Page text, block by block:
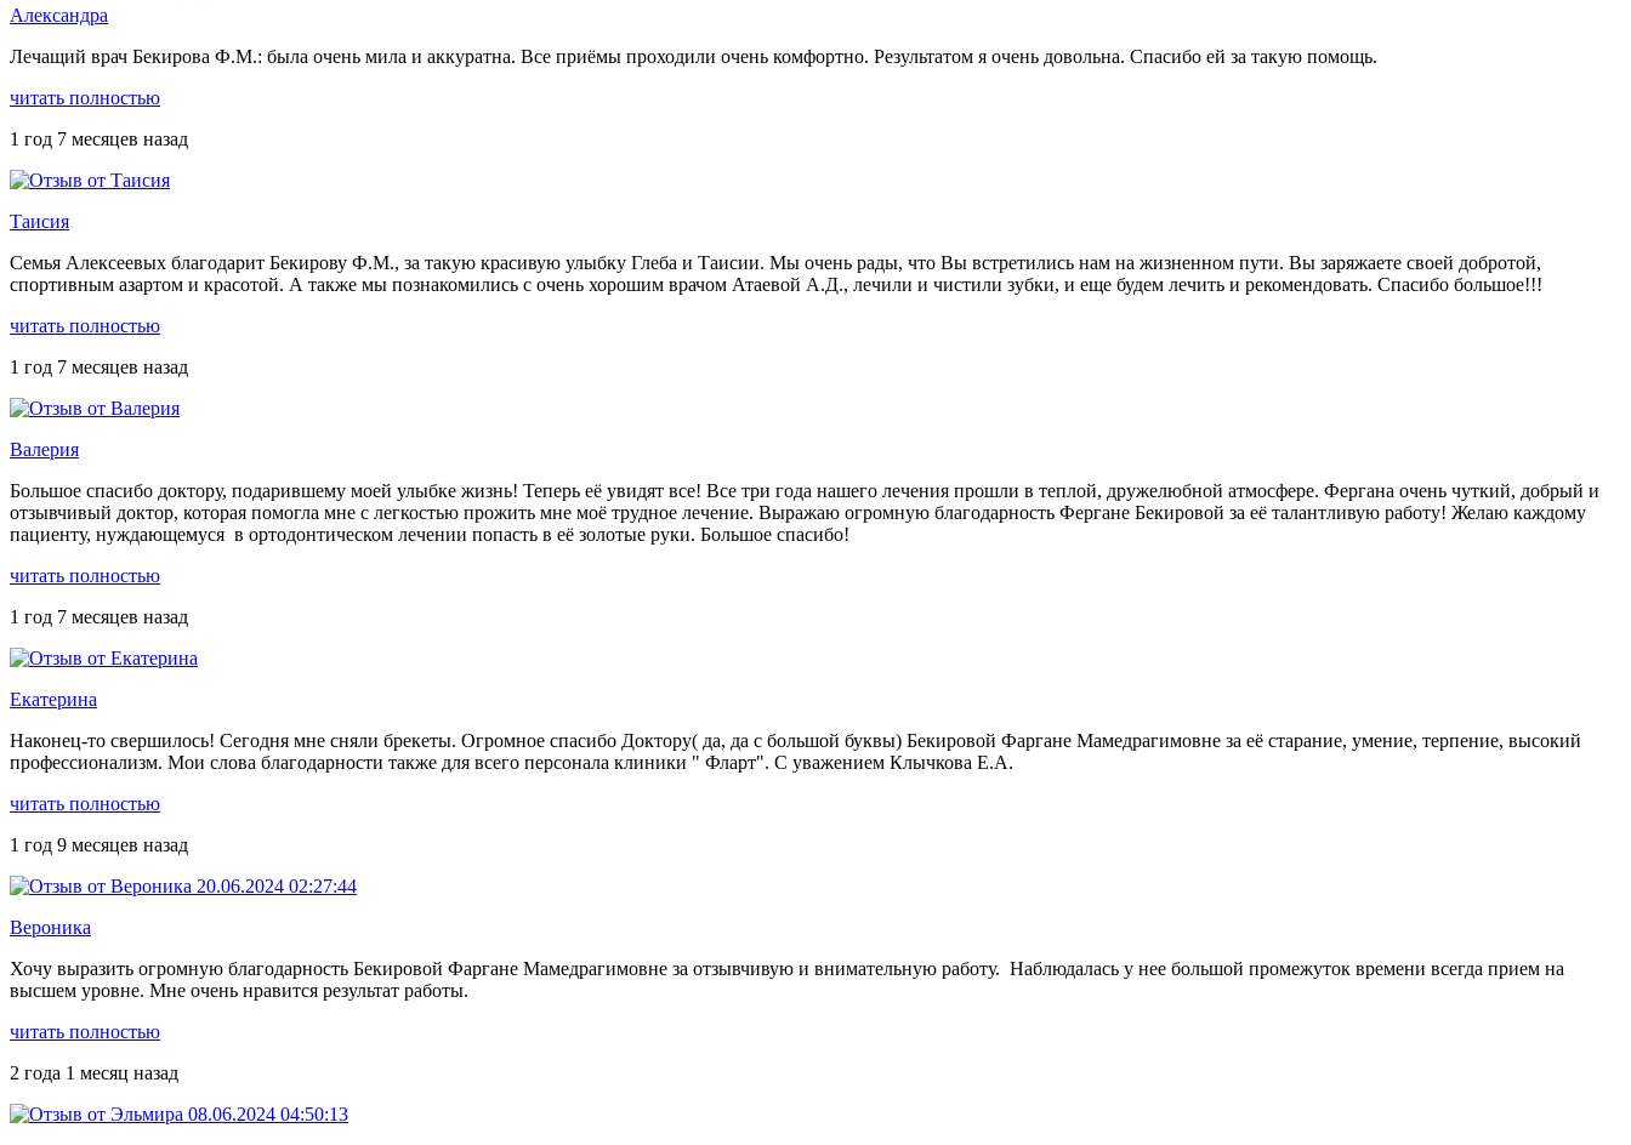
Александра
Лечащий врач Бекирова Ф.М.: была очень мила и аккуратна. Все приёмы проходили очень комфортно. Результатом я очень довольна. Спасибо ей за такую помощь.
читать полностью
1 год 7 месяцев назад
Таисия
Семья Алексеевых благодарит Бекирову Ф.М., за такую красивую улыбку Глеба и Таисии. Мы очень рады, что Вы встретились нам на жизненном пути. Вы заряжаете своей добротой,
спортивным азартом и красотой. А также мы познакомились с очень хорошим врачом Атаевой А.Д., лечили и чистили зубки, и еще будем лечить и рекомендовать. Спасибо большое!!!
читать полностью
1 год 7 месяцев назад
Валерия
Большое спасибо доктору, подарившему моей улыбке жизнь! Теперь её увидят все! Все три года нашего лечения прошли в теплой, дружелюбной атмосфере. Фергана очень чуткий, добрый и
отзывчивый доктор, которая помогла мне с легкостью прожить мне моё трудное лечение. Выражаю огромную благодарность Фергане Бекировой за её талантливую работу! Желаю каждому
пациенту, нуждающемуся в ортодонтическом лечении попасть в её золотые руки. Большое спасибо!
читать полностью
1 год 7 месяцев назад
Екатерина
Наконец-то свершилось! Сегодня мне сняли брекеты. Огромное спасибо Доктору( да, да с большой буквы) Бекировой Фаргане Мамедрагимовне за её старание, умение, терпение, высокий
профессионализм. Мои слова благодарности также для всего персонала клиники " Фларт". С уважением Клычкова Е.А.
читать полностью
1 год 9 месяцев назад
Вероника
Хочу выразить огромную благодарность Бекировой Фаргане Мамедрагимовне за отзывчивую и внимательную работу. Наблюдалась у нее большой промежуток времени всегда прием на
высшем уровне. Мне очень нравится результат работы.
читать полностью
2 года 1 месяц назад